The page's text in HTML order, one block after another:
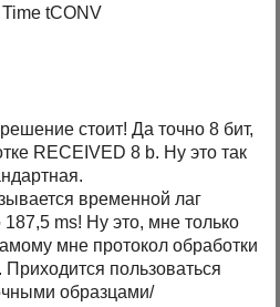
tCONV
стоит! Да точно 8 бит,
RECEIVED 8 b. Ну это так
временной лаг
ms! Ну это, мне только
мне протокол обработки
Приходится пользоваться
образцами/